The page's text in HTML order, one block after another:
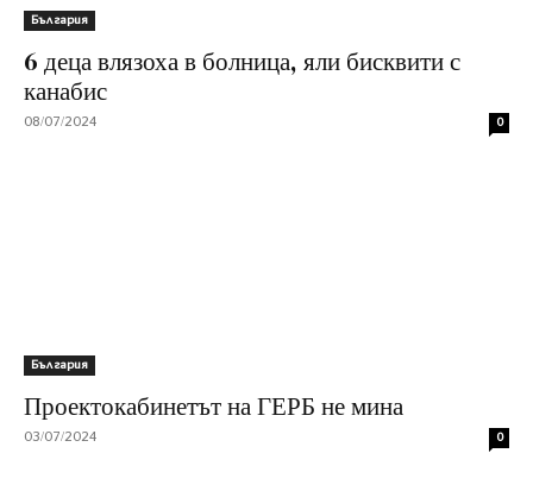
България
6 деца влязоха в болница, яли бисквити с
канабис
08/07/2024 0
България
Проектокабинетът на ГЕРБ не мина
03/07/2024 0